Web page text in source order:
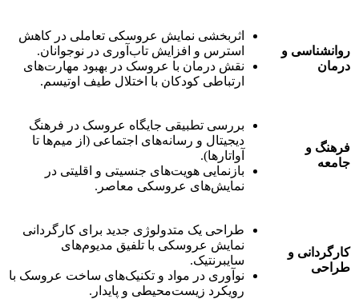
روانشناسی و
درمان
اثربخشی نمایش عروسکی تعاملی در کاهش
استرس و افزایش تاب‌آوری در نوجوانان.
نقش درمان با عروسک در بهبود مهارت‌های
ارتباطی کودکان با اختلال طیف اوتیسم.
فرهنگ و
جامعه
بررسی تطبیقی جایگاه عروسک در فرهنگ
دیجیتال و رسانه‌های اجتماعی (از میم‌ها تا
آواتارها).
بازنمایی هویت‌های جنسیتی و اقلیتی در
نمایش‌های عروسکی معاصر.
کارگردانی و
طراحی
طراحی یک متدولوژی جدید برای کارگردانی
نمایش عروسکی با تلفیق مدیوم‌های
سایبرنتیک.
نوآوری در مواد و تکنیک‌های ساخت عروسک با
رویکرد زیست‌محیطی و پایدار.